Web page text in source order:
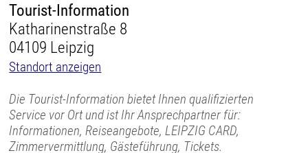
Tourist-Information
Katharinenstraße 8
04109 Leipzig
Standort anzeigen
Die Tourist-Information bietet Ihnen qualifizierten
Service vor Ort und ist Ihr Ansprechpartner für:
Informationen, Reiseangebote, LEIPZIG CARD,
Zimmervermittlung, Gästeführung, Tickets.